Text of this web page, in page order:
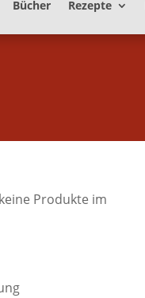
Bücher Rezepte
Produkte im